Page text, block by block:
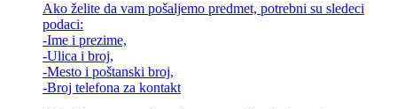
Ako želite da vam pošaljemo predmet, potrebni su sledeci
podaci:
-Ime i prezime,
-Ulica i broj,
-Mesto i poštanski broj,
-Broj telefona za kontakt